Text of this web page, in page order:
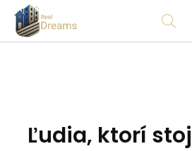
Ľudia, ktorí